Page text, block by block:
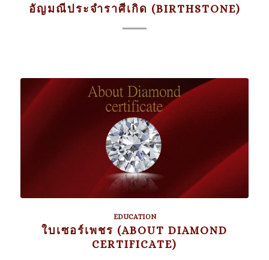
อัญมณีประจำราศีเกิด (BIRTHSTONE)
EDUCATION
ใบเซอร์เพชร (ABOUT DIAMOND
CERTIFICATE)